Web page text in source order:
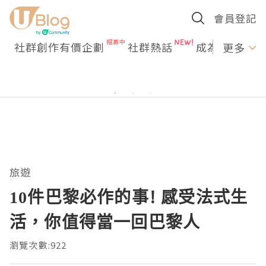
會員登記
社群創作有價企劃 社群熱話 成為U更多
旅遊
10件巴黎必作的事! 感受法式生
活，你值得當一回巴黎人
瀏覽次數:922